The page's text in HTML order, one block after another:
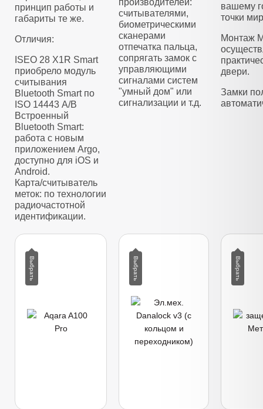
принцип работы и
габариты те же.
Отличия:
ISEO 28 X1R Smart
приобрело модуль
считывания
Bluetooth Smart по
ISO 14443 А/B
Встроенный
Bluetooth Smart:
работа с новым
приложением Argo,
доступно для iOS и
Android.
Карта/считыватель
меток: по технологии
радиочастотной
идентификации.
считывателями,
биометрическими
сканерами
отпечатка пальца,
сопрягать замок с
управляющими
сигналами систем
"умный дом" или
сигнализации и т.д.
вашему
точки
Монтаж
двери.
Замки